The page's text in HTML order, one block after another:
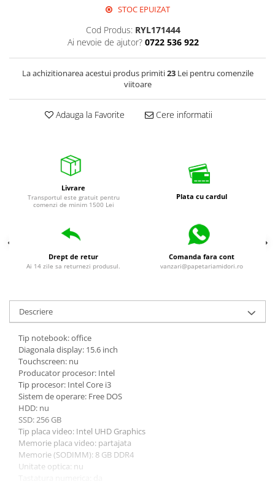
Evidentiatoare si markere
Markere acrilice
Markere acrilice cu efect metalic
Markere universale
Textmarkere
Ambalare si etichetare
Accesorii si cutii din carton
Aparate pentru aplicat preturi
Benzi adezive si accesorii
Etichete pret si autoadezive
Folie de paletizat
Articole pentru birou
Arhivare
Bibliorafturi
Clipboarduri
Dosare din carton
Dosare din plastic
Dosare suspendate
Ecusoane si accesorii
Folii si mape
Intercalatoare
Prezentare si afisare
Accesorii pentru birou
STOC EPUIZAT
Cod Produs: RYL171444
Ai nevoie de ajutor? 0722 536 922
La achizitionarea acestui produs primiti23Lei pentru comenzile
viitoare
Adauga la Favorite Cere informatii
Livrare
Transportul este gratuit pentru
comenzi de minim 1500 Lei
Plata cu cardul
Drept de retur
Ai 14 zile sa returnezi produsul.
Comanda fara cont
vanzari@papetariamidori.ro
Descriere
Tip notebook: office
Diagonala display: 15.6 inch
Touchscreen: nu
Producator procesor: Intel
Tip procesor: Intel Core i3
Sistem de operare: Free DOS
HDD: nu
SSD: 256 GB
Tip placa video: Intel UHD Graphics
Memorie placa video: partajata
Memorie (SODIMM): 8 GB DDR4
Unitate optica: nu